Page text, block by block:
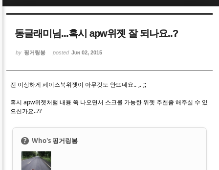
동글래미님...혹시 apw위젯 잘 되나요..?
by 핑거링봉 posted Jun 02, 2015
전 이상하게 페이스북위젯이 아무것도 안뜨네요..-,.-;;
혹시 apw위젯처럼 내용 쭉 나오면서 스크롤 가능한 위젯 추천좀 해주실 수 있
으신가요..??
? Who's 핑거링봉
Sketchbook5, 스케치북5
Sketchbook5, 스케치북5
Sketchbook5, 스케치북5
Sketchbook5, 스케치북5